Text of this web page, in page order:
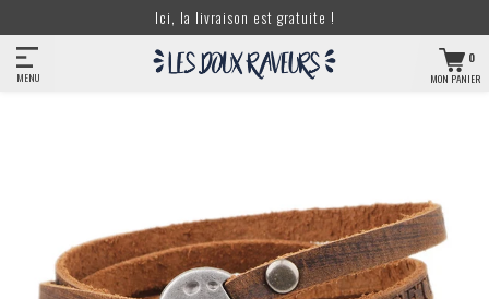
Ici, la livraison est gratuite !
0
MON PANIER
MENU